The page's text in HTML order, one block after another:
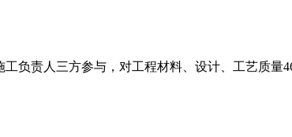
负责人三方参与，对工程材料、设计、工艺质量